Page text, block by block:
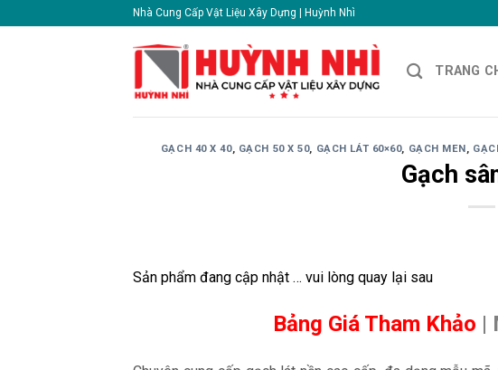
Nhà Cung Cấp Vật Liệu Xây Dựng | Huỳnh Nhì
TRANG
GẠCH 40 X 40, GẠCH 50 X 50, GẠCH LÁT 60×60, GẠCH MEN,
Gạch
Sản phẩm đang cập nhật … vui lòng quay lại sau
Bảng Giá Tham Khảo |